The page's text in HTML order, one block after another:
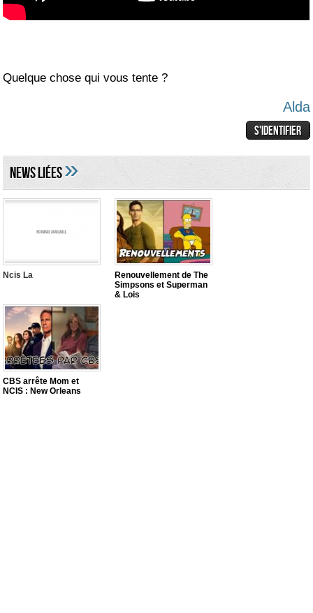
Quelque chose qui vous tente ?
Alda
NEWS LIéES»
Ncis La
Renouvellement de The
Simpsons et Superman
& Lois
CBS arrête Mom et
NCIS : New Orleans